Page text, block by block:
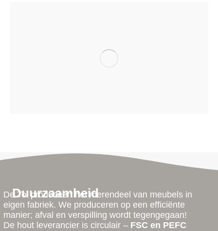
Duurzaamheid
De Tol produceert het merendeel van meubels in
eigen fabriek. We produceren op een efficiënte
manier; afval en verspilling wordt tegengegaan!
De hout leverancier is circulair – FSC en PEFC